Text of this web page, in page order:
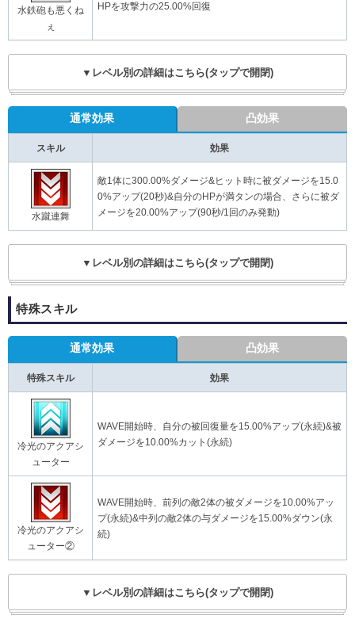
水鉄砲も悪くね
ぇ
HPを攻撃力の25.00%回復
▼レベル別の詳細はこちら(タップで開閉)
通常効果 凸効果
スキル 効果
水蹴連舞
敵1体に300.00%ダメージ&ヒット時に被ダメージを15.0
0%アップ(20秒)&自分のHPが満タンの場合、さらに被ダ
メージを20.00%アップ(90秒/1回のみ発動)
▼レベル別の詳細はこちら(タップで開閉)
特殊スキル
通常効果 凸効果
特殊スキル 効果
冷光のアクアシ
ューター
WAVE開始時、自分の被回復量を15.00%アップ(永続)&被
ダメージを10.00%カット(永続)
冷光のアクアシ
ューター②
WAVE開始時、前列の敵2体の被ダメージを10.00%アッ
プ(永続)&中列の敵2体の与ダメージを15.00%ダウン(永
続)
▼レベル別の詳細はこちら(タップで開閉)